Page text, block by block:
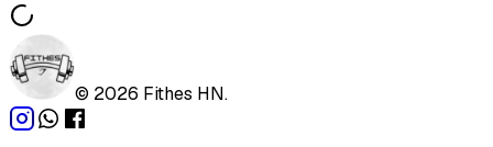
© 2026 Fithes HN.